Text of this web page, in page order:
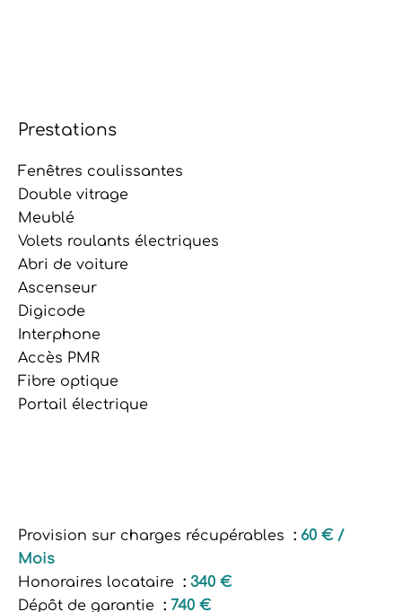
Prestations
Fenêtres coulissantes
Double vitrage
Meublé
Volets roulants électriques
Abri de voiture
Ascenseur
Digicode
Interphone
Accès PMR
Fibre optique
Portail électrique
Provision sur charges récupérables
60 € /
Mois
Honoraires locataire
340 €
Dépôt de garantie
740 €